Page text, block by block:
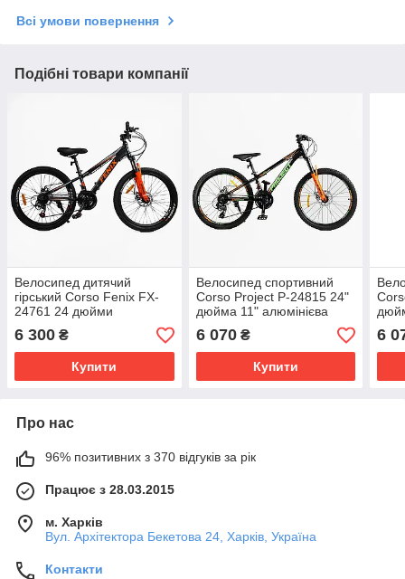
Всі умови повернення
Подібні товари компанії
Велосипед дитячий
гірський Corso Fenix FX-
24761 24 дюйми
алюмінієва рама 11
дюймів 21 швидкість
дискові гальма
6 300 ₴
Купити
Велосипед спортивний
Corso Project P-24815 24"
дюйма 11" алюмінієва
рама 21 швидкість
6 070₴
Купити
6
Про нас
96% позитивних з 370 відгуків за рік
Працює з 28.03.2015
м. Харків
Вул. Архітектора Бекетова 24, Харків, Україна
Контакти